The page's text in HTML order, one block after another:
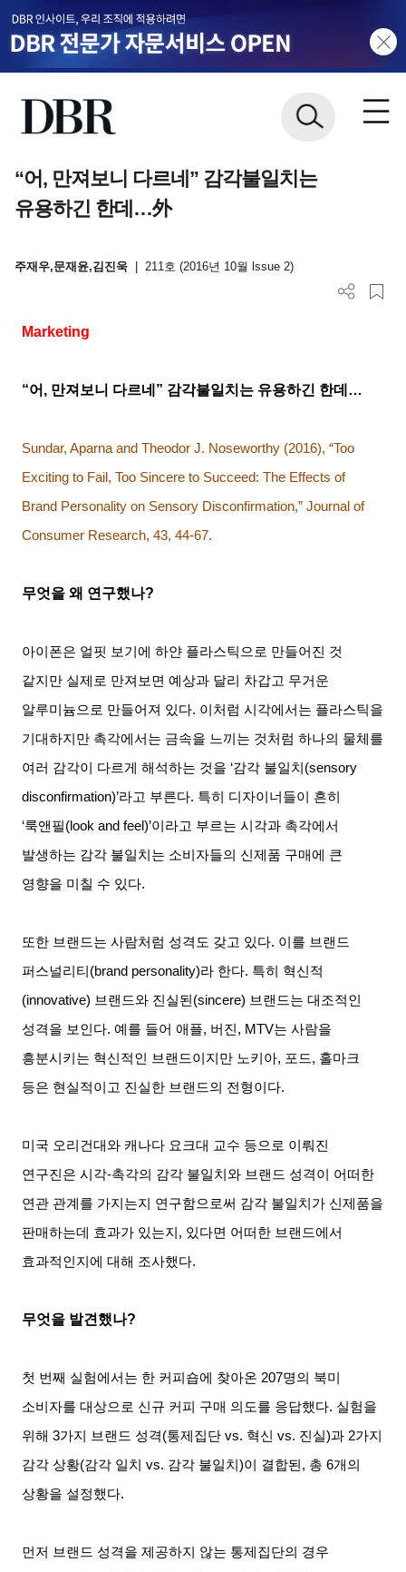
“어, 만져보니 다르네” 감각불일치는
유용하긴 한데…外
주재우,문재윤,김진욱 211호 (2016년 10월 lssue 2)
Marketing
“어 , 만져보니 다르네 ” 감각불일치는 유용하긴 한데 …
Sundar, Aparna and Theodor J. Noseworthy (2016), “Too
Exciting to Fail, Too Sincere to Succeed: The Effects of
Brand Personality on Sensory Disconfirmation,” Journal of
Consumer Research, 43, 44-67.
무엇을 왜 연구했나?
아이폰은 얼핏 보기에 하얀 플라스틱으로 만들어진 것
같지만 실제로 만져보면 예상과 달리 차갑고 무거운
알루미늄으로 만들어져 있다. 이처럼 시각에서는 플라스틱을
기대하지만 촉각에서는 금속을 느끼는 것처럼 하나의 물체를
여러 감각이 다르게 해석하는 것을 ‘감각 불일치 (sensory
disconfirmation)’라고 부른다. 특히 디자이너들이 흔히
‘룩앤필(look and feel)’이라고 부르는 시각과 촉각에서
발생하는 감각 불일치는 소비자들의 신제품 구매에 큰
영향을 미칠 수 있다.
또한 브랜드는 사람처럼 성격도 갖고 있다. 이를 브랜드
퍼스널리티 (brand personality)라 한다. 특히 혁신적
(innovative) 브랜드와 진실된 (sincere) 브랜드는 대조적인
성격을 보인다.예를 들어 애플, 버진 , MTV는 사람을
흥분시키는 혁신적인 브랜드이지만 노키아, 포드, 홀마크
등은 현실적이고 진실한 브랜드의 전형이다.
미국 오리건대와 캐나다 요크대 교수 등으로 이뤄진
연구진은 시각-촉각의 감각 불일치와 브랜드 성격이 어떠한
연관 관계를 가지는지 연구함으로써 감각 불일치가 신제품을
판매하는데 효과가 있는지 , 있다면 어떠한 브랜드에서
효과적인지에 대해 조사했다.
무엇을 발견했나?
첫 번째 실험에서는 한 커피숍에 찾아온 207명의 북미
소비자를 대상으로 신규 커피 구매 의도를 응답했다. 실험을
위해 3가지 브랜드 성격(통제집단 vs. 혁신 vs. 진실)과 2가지
감각 상황(감각 일치 vs. 감각 불일치)이 결합된 , 총 6개의
상황을 설정했다.
먼저 브랜드 성격을 제공하지 않는 통제집단의 경우